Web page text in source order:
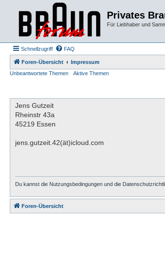
Privates
Für Liebhaber und
Schnellzugriff FAQ
Foren-Übersicht
Impressum
Unbeantwortete Themen
Aktive Themen
Jens Gutzeit
Rheinstr 43a
45219 Essen
jens.gutzeit.42(ät)icloud.com
Du kannst die Nutzungsbedingungen und die
Foren-Übersicht